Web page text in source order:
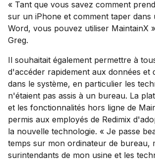
« Tant que vous savez comment
sur un iPhone et comment taper dans
Word, vous pouvez utiliser MaintainX
Greg.
Il souhaitait également permettre à
d'accéder rapidement aux données et
dans le système, en particulier les
n'étaient pas assis à un bureau. La
et les fonctionnalités hors ligne de
permis aux employés de Redimix
la nouvelle technologie. « Je passe
temps sur mon ordinateur de bureau,
surintendants de mon usine et les